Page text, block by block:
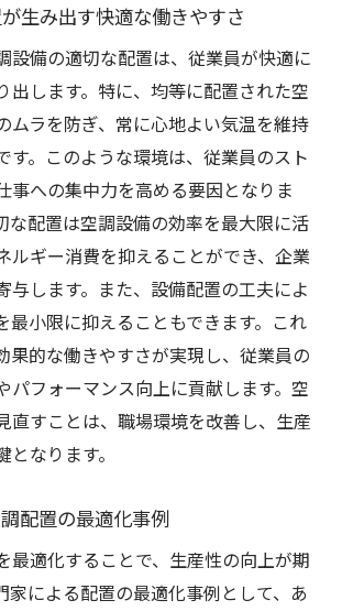
生み出す快適な働きやすさ
設備の適切な配置は、従業員が快適に
出します。特に、均等に配置された空
ムラを防ぎ、常に心地よい気温を維持
す。このような環境は、従業員のスト
事への集中力を高める要因となりま
な配置は空調設備の効率を最大限に活
ルギー消費を抑えることができ、企業
与します。また、設備配置の工夫によ
最小限に抑えることもできます。これ
果的な働きやすさが実現し、従業員の
パフォーマンス向上に貢献します。空
直すことは、職場環境を改善し、生産
なります。
配置の最適化事例
最適化することで、生産性の向上が期
家による配置の最適化事例として、あ